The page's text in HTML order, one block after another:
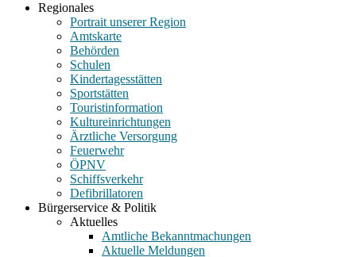
Regionales
Portrait unserer Region
Amtskarte
Behörden
Schulen
Kindertagesstätten
Sportstätten
Touristinformation
Kultureinrichtungen
Ärztliche Versorgung
Feuerwehr
ÖPNV
Schiffsverkehr
Defibrillatoren
Bürgerservice & Politik
Aktuelles
Amtliche Bekanntmachungen
Aktuelle Meldungen